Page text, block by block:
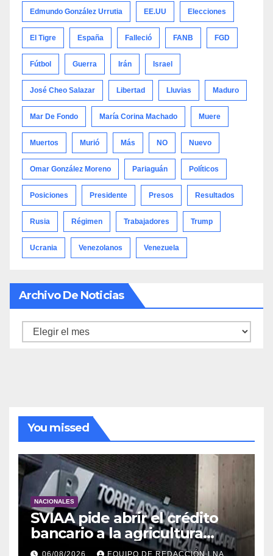
Edmundo González Urrutia EE.UU Elecciones
El Tigre España Falleció FANB FGD
Fútbol Guerra Irán Israel
José Cheo Salazar Libertad Lluvias Maduro
Mar De Fondo María Corina Machado Muere
Muertos Murió Más NO Nuevo
Omar González Moreno Pariaguán Políticos
Posiciones Presidente Presos Resultados
Rusia Régimen Trabajadores Trump
Ucrania Venezolanos Venezuela
Archivo De Noticias
Archivo
You missed
NACIONALES
SVIAA pide abrir el crédito
bancario a la agricultura
familiar en Venezuela
06/08/2026 EQUIPO DE REDACCIÓN LNA